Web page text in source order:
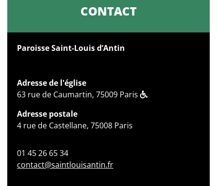
CONTACT
Paroisse Saint-Louis d’Antin
Adresse de l'église
63 rue de Caumartin, 75009 Paris
Adresse postale
4 rue de Castellane, 75008 Paris
01 45 26 65 34
contact@saintlouisantin.fr